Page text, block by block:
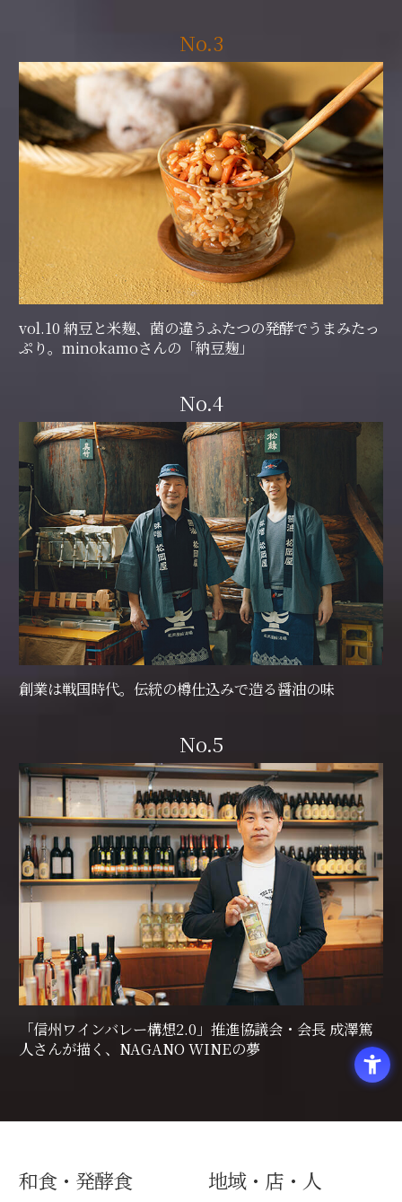
No.3
vol.10 納豆と米麹、菌の違うふたつの発酵でうまみたっ
ぷり。minokamoさんの「納豆麹」
No.4
創業は戦国時代。伝統の樽仕込みで造る醤油の味
No.5
「信州ワインバレー構想2.0」推進協議会・会長 成澤篤
人さんが描く、NAGANO WINEの夢
和食・発酵食 地域・店・人